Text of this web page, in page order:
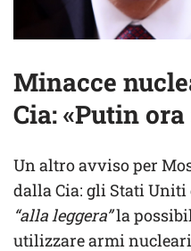
Minacce
Cia: «Putin
Un altro avviso per
dalla Cia: gli Stati Uniti
“alla leggera”la
utilizzare armi